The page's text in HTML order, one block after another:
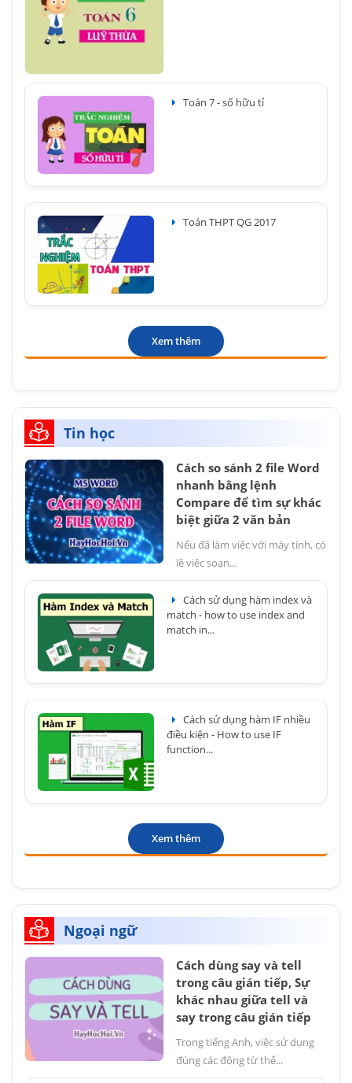
Toán 7 - số hữu tỉ
Toán THPT QG 2017
Xem thêm
Tin học
Cách so sánh 2 file Word
nhanh bằng lệnh
Compare để tìm sự khác
biệt giữa 2 văn bản
Nếu đã làm việc với máy tính, có
lẽ việc soạn...
Cách sử dụng hàm index và
match - how to use index and
match in...
Cách sử dụng hàm IF nhiều
điều kiện - How to use IF
function...
Xem thêm
Ngoại ngữ
Cách dùng say và tell
trong câu gián tiếp, Sự
khác nhau giữa tell và
say trong câu gián tiếp
Trong tiếng Anh, việc sử dụng
đúng các động từ thể...